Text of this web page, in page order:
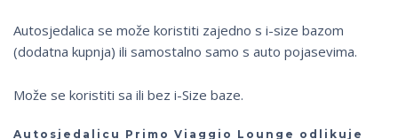
Autosjedalica se može koristiti zajedno s i-size bazom
(dodatna kupnja) ili samostalno samo s auto pojasevima.
Može se koristiti sa ili bez i-Size baze.
Autosjedalicu Primo Viaggio Lounge odlikuje